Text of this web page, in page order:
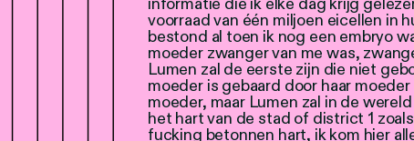
voorraad van één miljoen eicellen in
bestond al toen ik nog een embryo
moeder zwanger van me was,
Lumen zal de eerste zijn die niet
moeder is gebaard door haar
moeder, maar Lumen zal in de
het hart van de stad of district 1
fucking betonnen hart, ik kom hier